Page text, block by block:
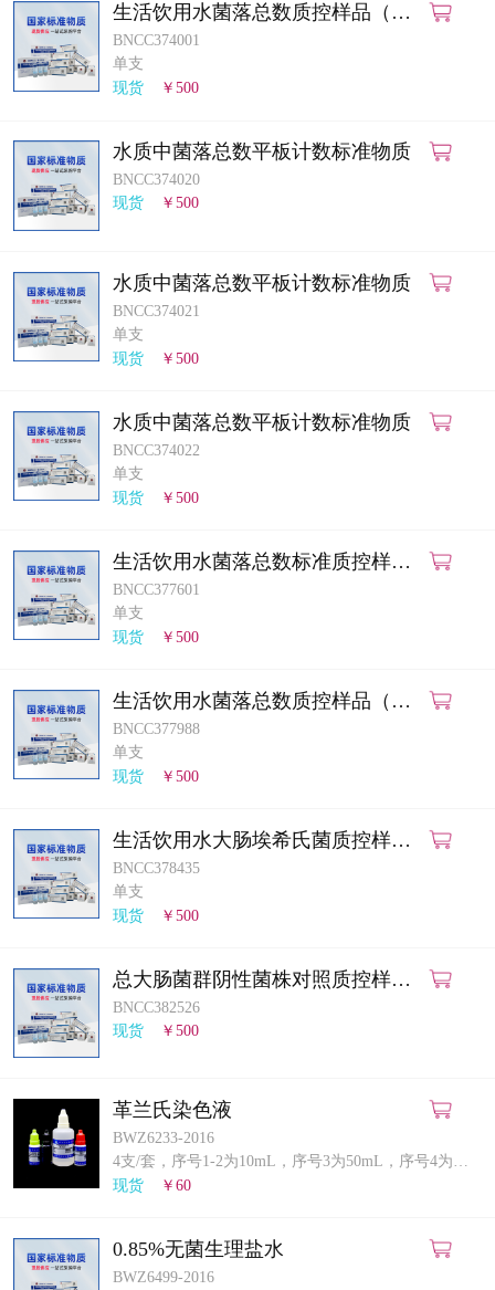
生活饮用水菌落总数质控样品（平
皿计数法）
BNCC374001
单支
现货
￥500
水质中菌落总数平板计数标准物质
BNCC374020
现货
￥500
水质中菌落总数平板计数标准物质
BNCC374021
单支
现货
￥500
水质中菌落总数平板计数标准物质
BNCC374022
单支
现货
￥500
生活饮用水菌落总数标准质控样品
（酶底物法）
BNCC377601
单支
现货
￥500
生活饮用水菌落总数质控样品（平
皿计数法）
BNCC377988
单支
现货
￥500
生活饮用水大肠埃希氏菌质控样品
（滤膜法）
BNCC378435
单支
现货
￥500
总大肠菌群阴性菌株对照质控样品
（多管发酵法）
BNCC382526
现货
￥500
革兰氏染色液
BWZ6233-2016
现货
￥60
0.85%无菌生理盐水
BWZ6499-2016